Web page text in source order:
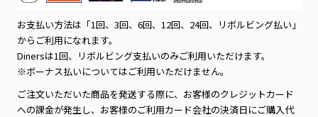
お支払い方法は「1回、3回、6回、12回、24回、リボルビング払い」
からご利用になれます。
Dinersは1回、リボルビング支払いのみご利用いただけます。
※ボーナス払いについてはご利用いただけません。
ご注文いただいた商品を発送する際に、お客様のクレジットカード
への課金が発生し、お客様のご利用カード会社の決済日にご購入代